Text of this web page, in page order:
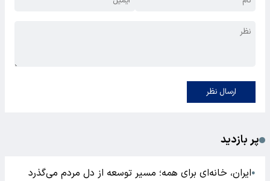
ارسال نظر
پر بازدید
●ایران، خانه‌ای برای همه؛ مسیر توسعه از دل مردم می‌گذرد